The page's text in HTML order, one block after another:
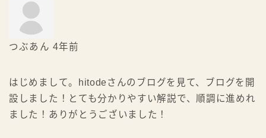
つぶあん 4年前
はじめまして。hitodeさんのブログを見て、ブログを開
設しました！とても分かりやすい解説で、順調に進めれ
ました！ありがとうございました！